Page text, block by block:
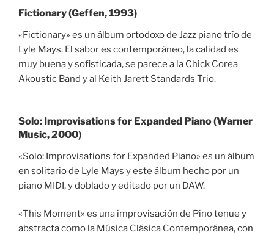
Fictionary (Geffen, 1993)
«Fictionary» es un álbum ortodoxo de Jazz piano trío de
Lyle Mays. El sabor es contemporáneo, la calidad es
muy buena y sofisticada, se parece a la Chick Corea
Akoustic Band y al Keith Jarett Standards Trio.
Solo: Improvisations for Expanded Piano (Warner
Music, 2000)
«Solo: Improvisations for Expanded Piano» es un álbum
en solitario de Lyle Mays y este álbum hecho por un
piano MIDI, y doblado y editado por un DAW.
«This Moment» es una improvisación de Pino tenue y
abstracta como la Música Clásica Contemporánea, con